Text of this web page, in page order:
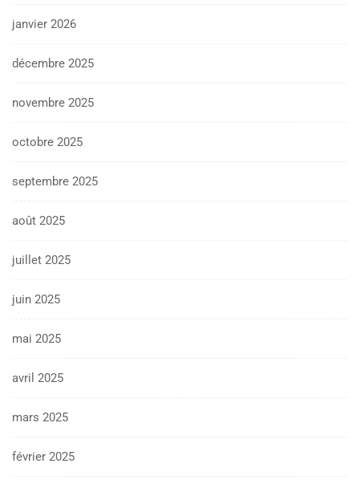
janvier 2026
décembre 2025
novembre 2025
octobre 2025
septembre 2025
août 2025
juillet 2025
juin 2025
mai 2025
avril 2025
mars 2025
février 2025